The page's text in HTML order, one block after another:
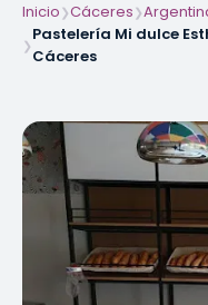
Inicio❯Cáceres❯
❯
Pastelería Mi dulce
Cáceres